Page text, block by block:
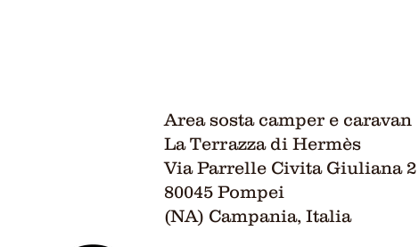
Area sosta camper e caravan
La Terrazza di Hermès
Via Parrelle Civita Giuliana 2
80045 Pompei
(NA) Campania, Italia